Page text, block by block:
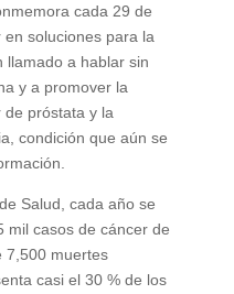
cada 29 de
soluciones para la
llamado a hablar sin
y a promover la
próstata y la
condición que aún se
Salud, cada año se
mil casos de cáncer de
7,500 muertes
casi el 30 % de los